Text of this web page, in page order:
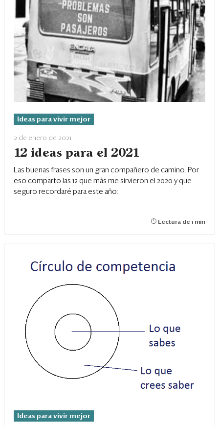
Ideas para vivir mejor
2 de enero de 2021
12 ideas para el 2021
Las buenas frases son un gran compañero de camino. Por
eso comparto las 12 que más me sirvieron el 2020 y que
seguro recordaré para este año:
Lectura de 1 min
Ideas para vivir mejor